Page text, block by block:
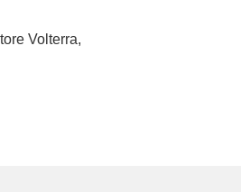
Volterra,